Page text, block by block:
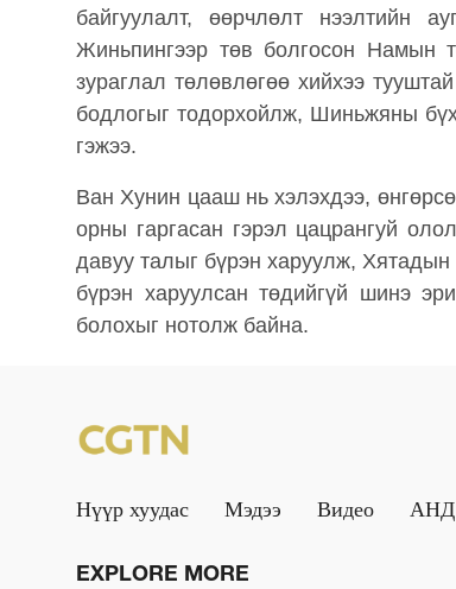
байгуулалт, өөрчлөлт нээлтийн
Жиньпингээр төв болгосон Намын
зураглал төлөвлөгөө хийхээ
бодлогыг тодорхойлж, Шиньжяны
гэжээ.
Ван Хунин цааш нь хэлэхдээ,
орны гаргасан гэрэл цацрангуй
давуу талыг бүрэн харуулж, Хятадын
бүрэн харуулсан төдийгүй шинэ
болохыг нотолж байна.
Нүүр хуудас Мэдээ Видео АНД
EXPLORE MORE